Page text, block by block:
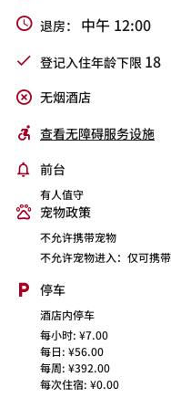
退房： 中午 12:00
登记入住年龄下限 18
无烟酒店
查看无障碍服务设施
前台
有人值守
宠物政策
不允许携带宠物
不允许宠物进入：仅可携
停车
酒店内停车
每小时: ¥7.00
每日: ¥56.00
每周: ¥392.00
每次住宿: ¥0.00